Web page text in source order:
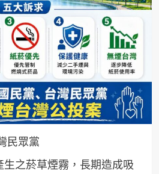
民眾黨
之菸草煙霧，長期造成吸